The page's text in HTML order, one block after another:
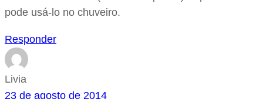
pode usá-lo no chuveiro.
Responder
Livia
23 de agosto de 2014